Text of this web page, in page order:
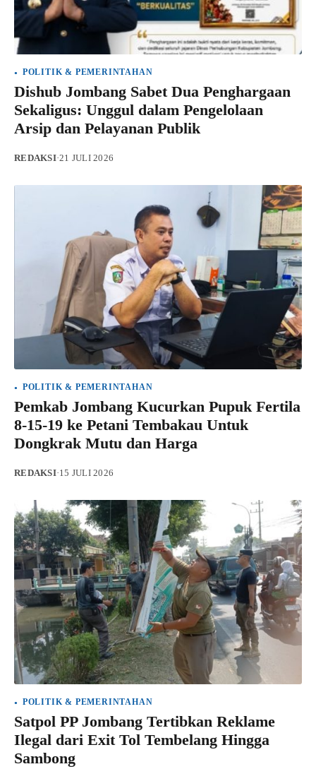
POLITIK & PEMERINTAHAN
Dishub Jombang Sabet Dua Penghargaan
Sekaligus: Unggul dalam Pengelolaan
Arsip dan Pelayanan Publik
REDAKSI·21 JULI 2026
POLITIK & PEMERINTAHAN
Pemkab Jombang Kucurkan Pupuk Fertila
8-15-19 ke Petani Tembakau Untuk
Dongkrak Mutu dan Harga
REDAKSI·15 JULI 2026
POLITIK & PEMERINTAHAN
Satpol PP Jombang Tertibkan Reklame
Ilegal dari Exit Tol Tembelang Hingga
Sambong